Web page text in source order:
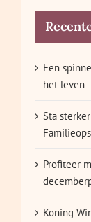
Een
het leven
Sta
Profiteer
Koning